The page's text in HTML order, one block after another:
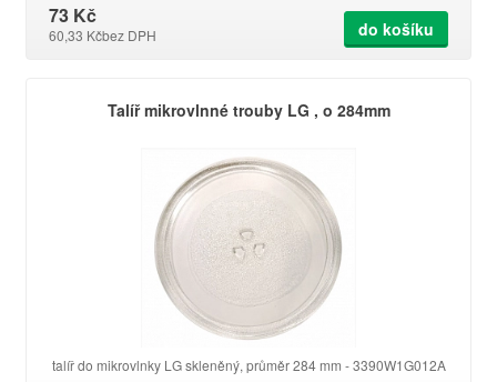
73 Kč
60,33 Kčbez DPH do košíku
Talíř mikrovlnné trouby LG , o 284mm
talíř do mikrovlnky LG skleněný, průměr 284 mm - 3390W1G012A